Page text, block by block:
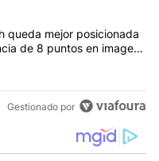
"Encuesta: Patricia
queda mejor posicionada
de 8 puntos en imagen
Gestionado por